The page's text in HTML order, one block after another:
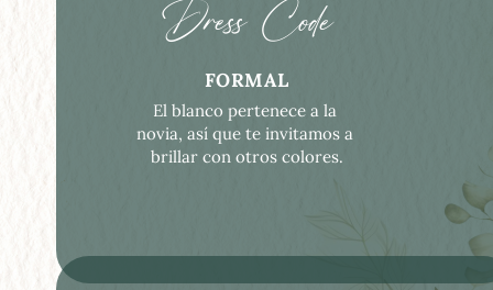
Dress Code
FORMAL
El blanco pertenece a la
novia, así que te invitamos a
brillar con otros colores.